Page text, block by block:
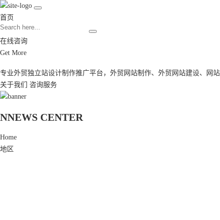
首页
在线咨询
Get More
专业外贸独立站设计制作推广平台， 外贸网站制作、 外贸网站建设、 网
关于我们
咨询服务
NNEWS CENTER
Home
地区